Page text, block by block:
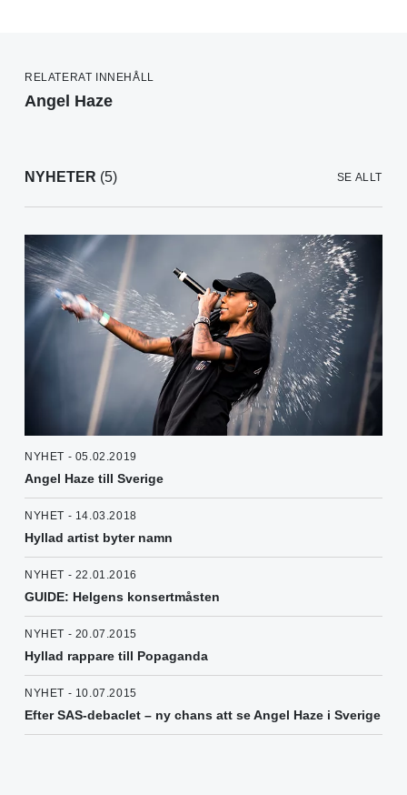
RELATERAT INNEHÅLL
Angel Haze
NYHETER (5) SE ALLT
NYHET - 05.02.2019
Angel Haze till Sverige
NYHET - 14.03.2018
Hyllad artist byter namn
NYHET - 22.01.2016
GUIDE: Helgens konsertmåsten
NYHET - 20.07.2015
Hyllad rappare till Popaganda
NYHET - 10.07.2015
Efter SAS-debaclet – ny chans att se Angel Haze i Sverige